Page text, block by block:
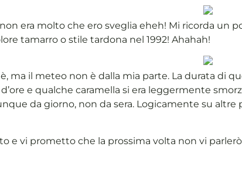
era molto che ero sveglia eheh! Mi ricorda un
tamarro o stile tardona nel 1992! Ahahah!
ma il meteo non è dalla mia parte. La durata di
e qualche caramella si era leggermente
da giorno, non da sera. Logicamente su
e vi prometto che la prossima volta non vi